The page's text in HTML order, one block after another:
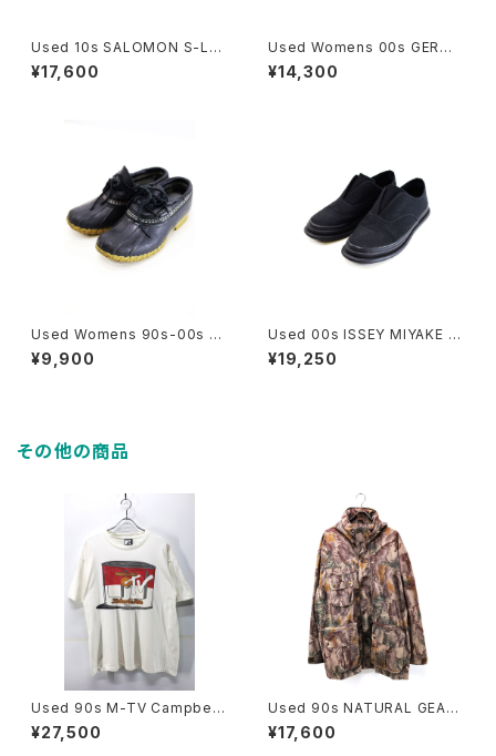
Used 10s SALOMON S-LA
B Wings 8 All Black Type S
hoes Size 26.5 cm 古着
¥17,600
Used Womens 00s GERMA
NY BIRKENSTOCK Gizeh L
eather Sandal Size 24.5cm
¥14,300
Used Womens 90s-00s U
SA LL Bean Rubber Mocca
sins Low Cut Boots Size 2
¥9,900
Used 00s ISSEY MIYAKE M
EN Black Canvas Slip-ons
Design Shoes Size 42 古着
¥19,250
その他の商品
Used 90s M-TV Campbell
Soup Parody Graphic T-Sh
irt Size L 相当 古着
¥27,500
Used 90s NATURAL GEAR
Beatiful Real Tree Camo F
ake Suede Mountain Parka
¥17,600